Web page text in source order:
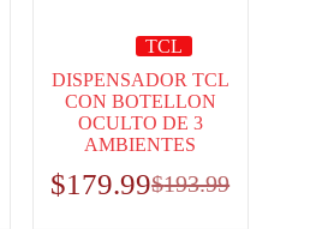
TCL
DISPENSADOR TCL
CON BOTELLON
OCULTO DE 3
AMBIENTES
$193.99
$179.99